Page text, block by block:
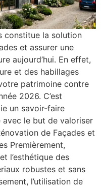
constitue la solution
et assurer une
aujourd’hui. En effet,
et des habillages
patrimoine contre
2026. C’est
un savoir-faire
le but de valoriser
de Façades et
Premièrement,
l’esthétique des
robustes et sans
l’utilisation de